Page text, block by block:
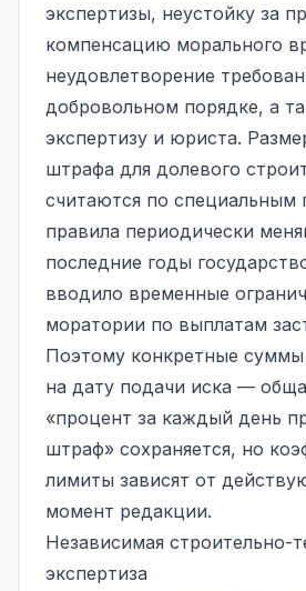
экспертизы, неустойку за
компенсацию морального
неудовлетворение
добровольном порядке, а
экспертизу и юриста.
штрафа для долевого
считаются по специальным
правила периодически
последние годы
вводило временные
моратории по выплатам
Поэтому конкретные суммы
на дату подачи иска —
«процент за каждый день
штраф» сохраняется, но
лимиты зависят от
момент редакции.
Независимая строительно-
экспертиза